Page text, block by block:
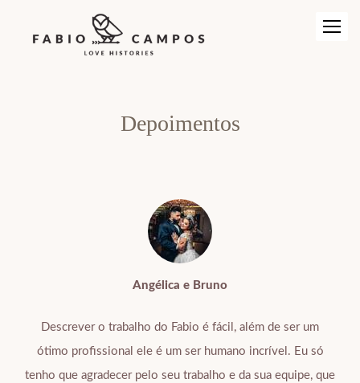
Depoimentos
Descrever o trabalho do Fabio é fácil, além de ser um
ótimo profissional ele é um ser humano incrível. Eu só
tenho que agradecer pelo seu trabalho e da sua equipe, que
Angélica e Bruno